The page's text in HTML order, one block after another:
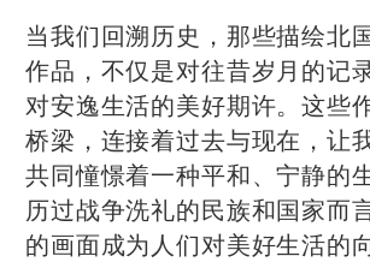
当我们回溯历史，那些描绘北
作品，不仅是对往昔岁月的记
对安逸生活的美好期许。这些
桥梁，连接着过去与现在，让
共同憧憬着一种平和、宁静的
历过战争洗礼的民族和国家而
的画面成为人们对美好生活的